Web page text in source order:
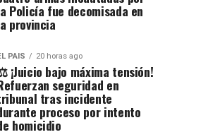
Policía fue decomisada en
provincia
PAIS 20 horas ago
¡Juicio bajo máxima tensión!
seguridad en
tras incidente
proceso por intento
homicidio